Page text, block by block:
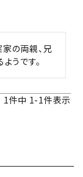
の両親、兄
うです。
1件中 1-1件表示